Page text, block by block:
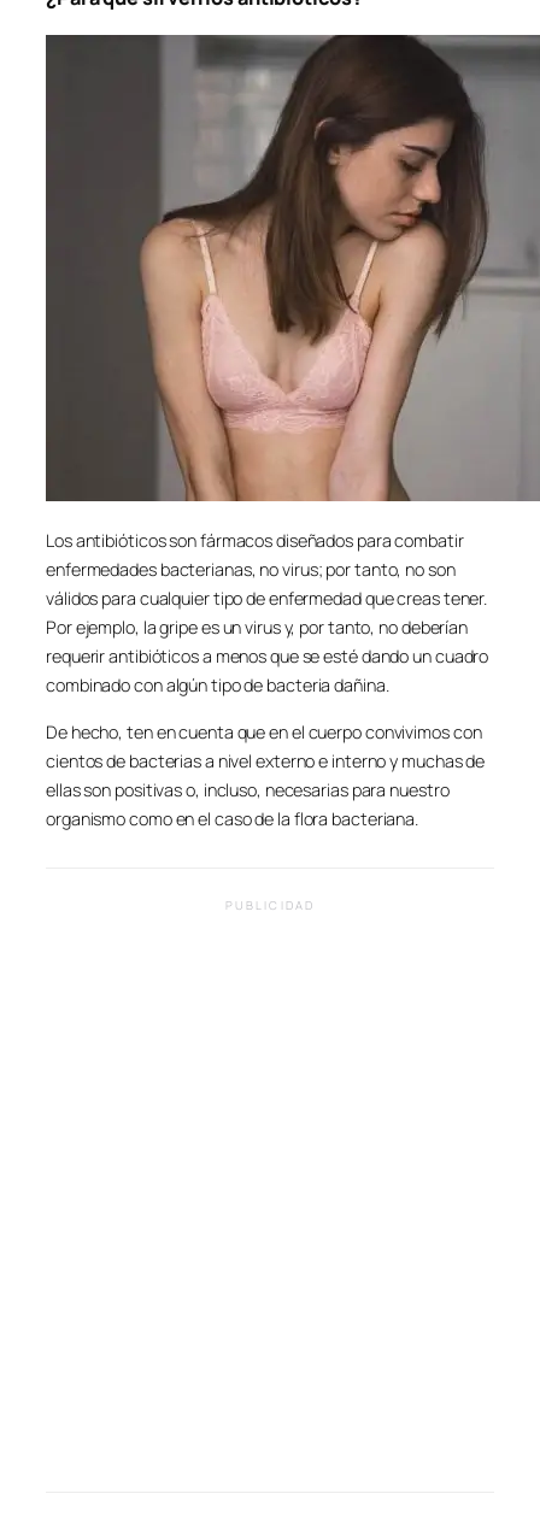
Los antibióticos son fármacos diseñados para combatir
enfermedades bacterianas, no virus; por tanto, no son
válidos para cualquier tipo de enfermedad que creas tener.
Por ejemplo, la gripe es un virus y, por tanto, no deberían
requerir antibióticos a menos que se esté dando un cuadro
combinado con algún tipo de bacteria dañina.
De hecho, ten en cuenta que en el cuerpo convivimos con
cientos de bacterias a nivel externo e interno y muchas de
ellas son positivas o, incluso, necesarias para nuestro
organismo como en el caso de la flora bacteriana.
PUBLICIDAD